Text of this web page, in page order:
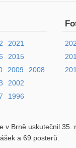
2021
2015
2009
2008
2002
1996
v Brně uskutečnil
a 69 posterů.